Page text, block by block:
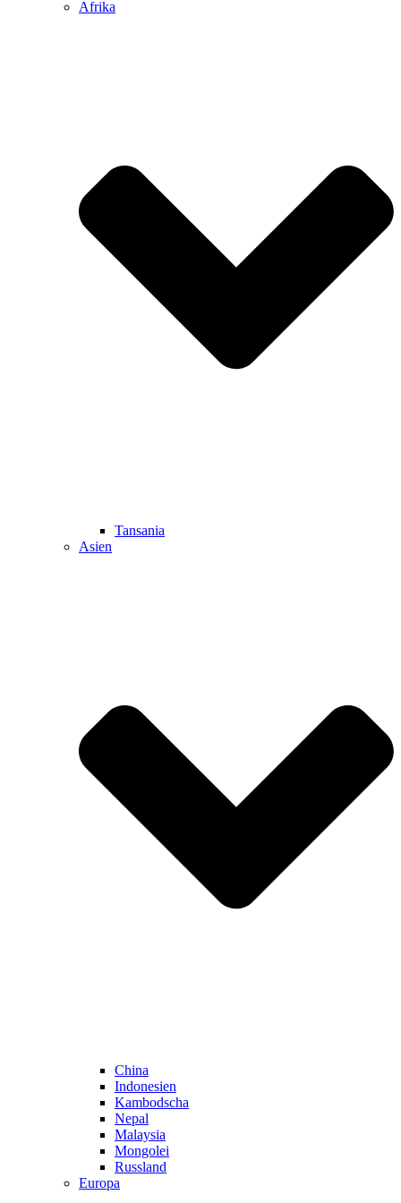
Afrika
Tansania
Asien
China
Indonesien
Kambodscha
Nepal
Malaysia
Mongolei
Russland
Europa